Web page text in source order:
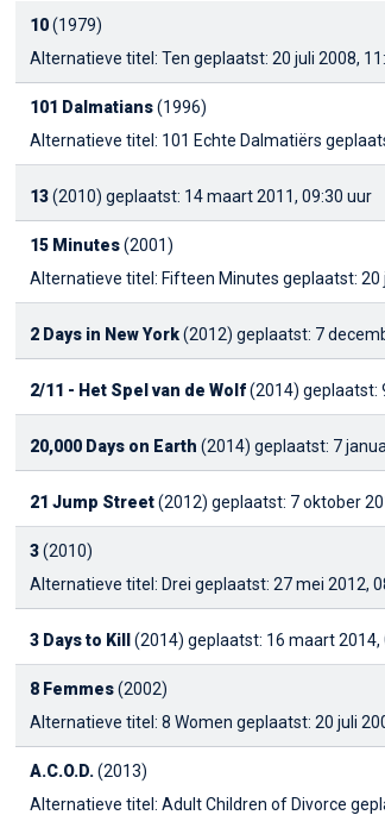
10(1979)
Alternatieve titel: Ten geplaatst: 20 juli 2008,
101 Dalmatians(1996)
Alternatieve titel: 101 Echte Dalmatiërs
13(2010) geplaatst: 14 maart 2011, 09:30 uur
15 Minutes(2001)
Alternatieve titel: Fifteen Minutes geplaatst: 20
2 Days in New York(2012) geplaatst: 7
2/11 - Het Spel van de Wolf(2014) geplaatst:
20,000 Days on Earth (2014) geplaatst: 7
21 Jump Street(2012) geplaatst: 7 oktober
3(2010)
Alternatieve titel: Drei geplaatst: 27 mei 2012,
3 Days to Kill (2014) geplaatst: 16 maart 2014,
8 Femmes(2002)
Alternatieve titel: 8 Women geplaatst: 20 juli
A.C.O.D.(2013)
Alternatieve titel: Adult Children of Divorce